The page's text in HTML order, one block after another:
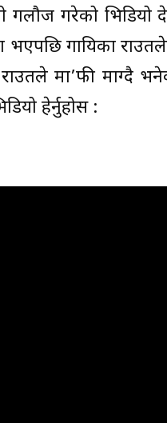
गलौज गरेको
भएपछि गायिका
मा’फी माग्दै
हेर्नुहोस :